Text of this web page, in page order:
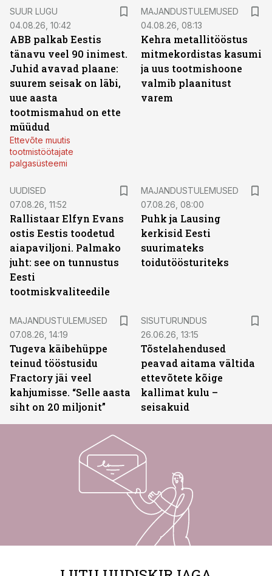
SUUR LUGU
04.08.26, 10:42
ABB palkab Eestis
tänavu veel 90 inimest.
Juhid avavad plaane:
suurem seisak on läbi,
uue aasta
tootmismahud on ette
müüdud
Ettevõte muutis
tootmistöötajate
palgasüsteemi
MAJANDUSTULEMUSED
04.08.26, 08:13
Kehra metallitööstus
mitmekordistas kasumi
ja uus tootmishoone
valmib plaanitust
varem
UUDISED
07.08.26, 11:52
Rallistaar Elfyn Evans
ostis Eestis toodetud
aiapaviljoni. Palmako
juht: see on tunnustus
Eesti
tootmiskvaliteedile
MAJANDUSTULEMUSED
07.08.26, 08:00
Puhk ja Lausing
kerkisid Eesti
suurimateks
toidutöösturiteks
MAJANDUSTULEMUSED
07.08.26, 14:19
Tugeva käibehüppe
teinud tööstusidu
Fractory jäi veel
kahjumisse. “Selle aasta
siht on 20 miljonit”
SISUTURUNDUS
26.06.26, 13:15
Tõstelahendused
peavad aitama vältida
ettevõtete kõige
kallimat kulu –
seisakuid